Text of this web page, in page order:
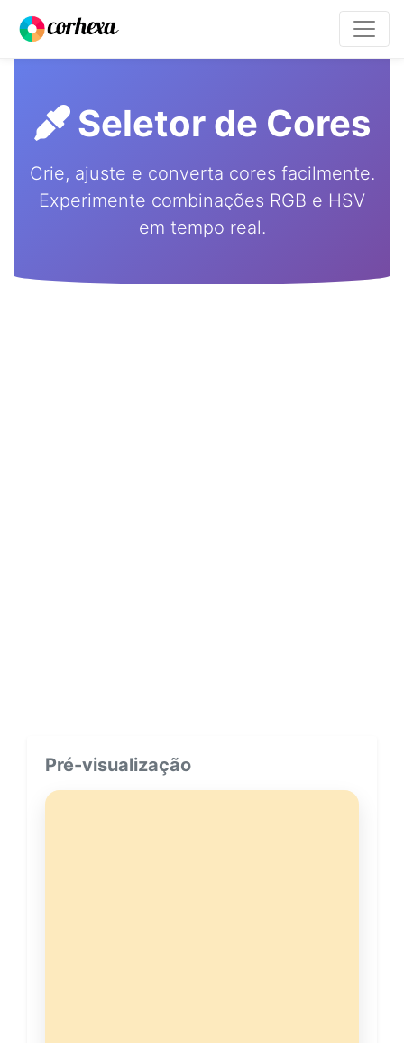
Seletor de Cores
Crie, ajuste e converta cores facilmente.
Experimente combinações RGB e HSV
em tempo real.
Pré-visualização